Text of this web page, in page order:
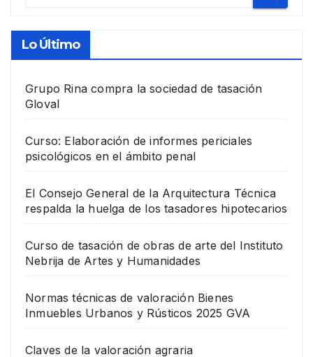
Lo Último
Grupo Rina compra la sociedad de tasación
Gloval
Curso: Elaboración de informes periciales
psicológicos en el ámbito penal
El Consejo General de la Arquitectura Técnica
respalda la huelga de los tasadores hipotecarios
Curso de tasación de obras de arte del Instituto
Nebrija de Artes y Humanidades
Normas técnicas de valoración Bienes
Inmuebles Urbanos y Rústicos 2025 GVA
Claves de la valoración agraria